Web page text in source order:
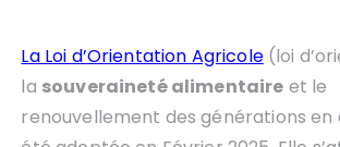
La Loi d’Orientation Agricole(loi
la souveraineté alimentaire et le
renouvellement des générations